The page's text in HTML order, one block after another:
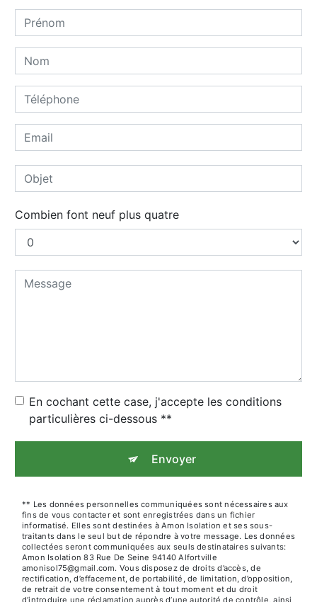
Combien font neuf plus quatre
En cochant cette case, j'accepte les conditions
particulières ci-dessous **
Envoyer
** Les données personnelles communiquées sont nécessaires aux
fins de vous contacter et sont enregistrées dans un fichier
informatisé. Elles sont destinées à Amon Isolation et ses sous-
traitants dans le seul but de répondre à votre message. Les données
collectées seront communiquées aux seuls destinataires suivants:
Amon Isolation 83 Rue De Seine 94140 Alfortville
amonisol75@gmail.com. Vous disposez de droits d’accès, de
rectification, d’effacement, de portabilité, de limitation, d’opposition,
de retrait de votre consentement à tout moment et du droit
d’introduire une réclamation auprès d’une autorité de contrôle, ainsi